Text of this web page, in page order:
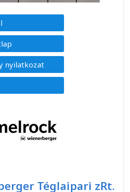
nyilatkozat
Téglaipari zRt.